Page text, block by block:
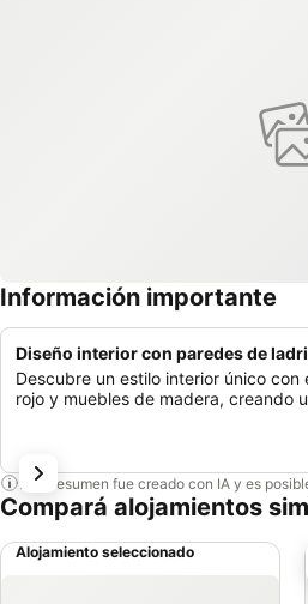
Información importante
Diseño interior con paredes de
Descubre un estilo interior único
rojo y muebles de madera, creando
Este resumen fue creado con IA y es
Compará alojamientos
Alojamiento seleccionado